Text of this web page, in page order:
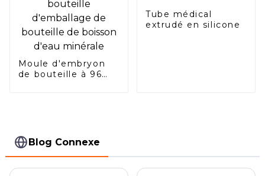
Moule d'embryon
de bouteille à 96
bouteille de boisson
d'eau minérale
Tube médical
extrudé en silicone
Blog Connexe